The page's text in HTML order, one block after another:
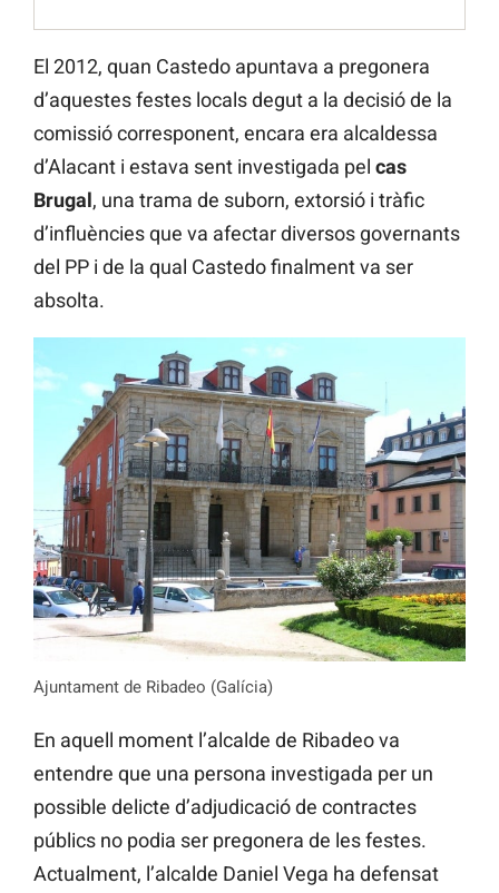
El 2012, quan Castedo apuntava a pregonera
d’aquestes festes locals degut a la decisió de la
comissió corresponent, encara era alcaldessa
d’Alacant i estava sent investigada pel cas
Brugal, una trama de suborn, extorsió i tràfic
d’influències que va afectar diversos governants
del PP i de la qual Castedo finalment va ser
absolta.
Ajuntament de Ribadeo (Galícia)
En aquell moment l’alcalde de Ribadeo va
entendre que una persona investigada per un
possible delicte d’adjudicació de contractes
públics no podia ser pregonera de les festes.
Actualment, l’alcalde Daniel Vega ha defensat